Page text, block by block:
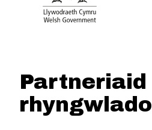
Partneriaid
rhyngwladol